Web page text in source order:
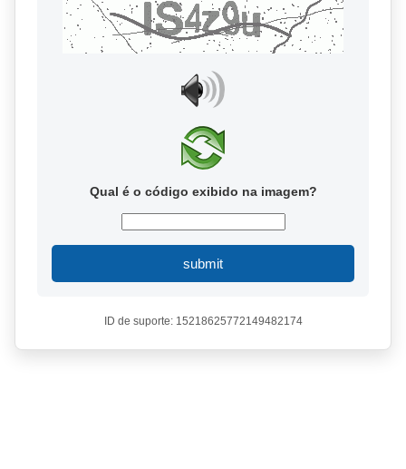
Qual é o código exibido na imagem?
submit
ID de suporte: 15218625772149482174